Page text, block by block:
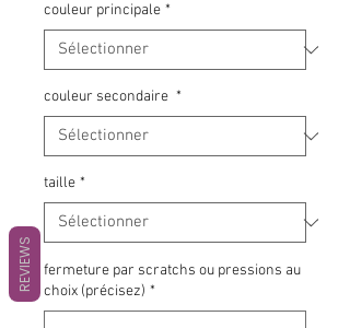
couleur principale *
couleur secondaire *
taille *
fermeture par scratchs ou pressions au
choix (précisez) *
REVIEWS